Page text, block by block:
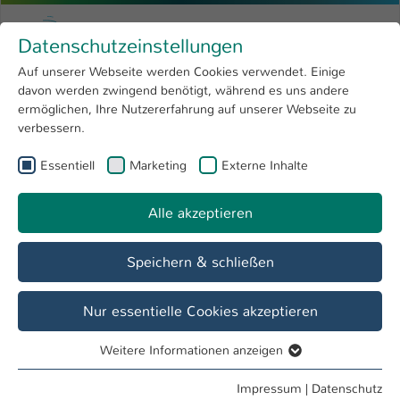
Menu
Forschung 4
Open submenu
Hochschule
International
Zum Hauptinhalt springen
Hochschule Kaiserslautern
Sie sind hier:
Menschen und Projekte
Datenschutzeinstellungen
Auf unserer Webseite werden Cookies verwendet. Einige
davon werden zwingend benötigt, während es uns andere
ermöglichen, Ihre Nutzererfahrung auf unserer Webseite zu
verbessern.
Essentiell Marketing Externe Inhalte
Alle akzeptieren
Speichern & schließen
Nur essentielle Cookies akzeptieren
Essentielle Cookies werden für grundlegende Funktionen
Weitere Informationen anzeigen
Impressum | Datenschutz